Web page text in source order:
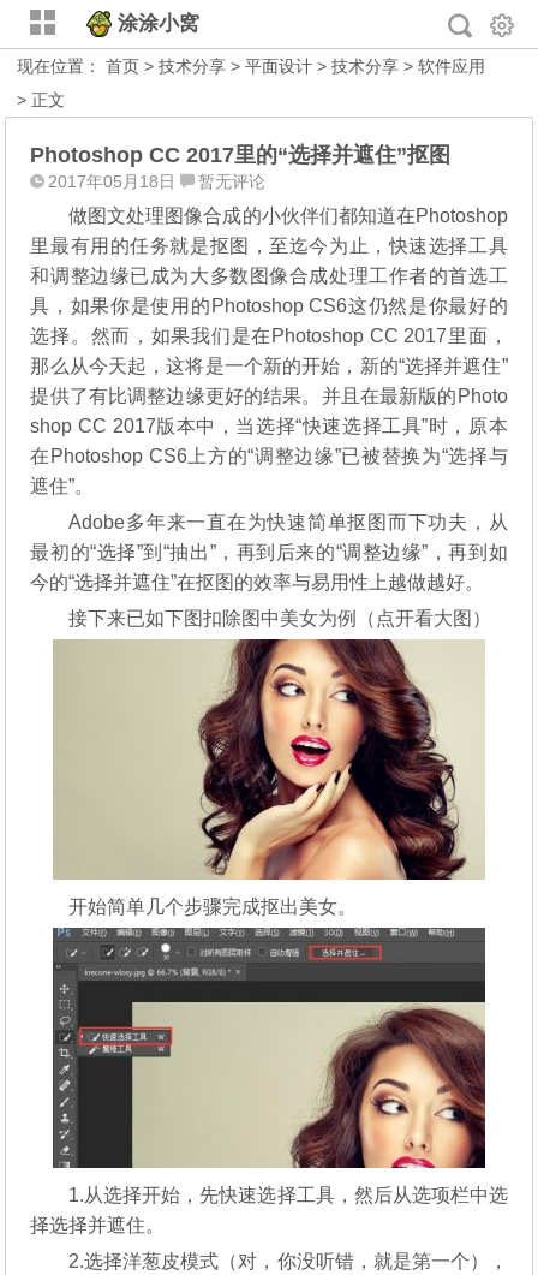
涂涂小窝
现在位置：首页 >技术分享 >平面设计 >技术分享 >软件应用
> 正文
Photoshop CC 2017里的“选择并遮住”抠图
2017年05月18日 暂无评论
做图文处理图像合成的小伙伴们都知道在Photoshop
里最有用的任务就是抠图，至迄今为止，快速选择工具
和调整边缘已成为大多数图像合成处理工作者的首选工
具，如果你是使用的Photoshop CS6这仍然是你最好的
选择。然而，如果我们是在Photoshop CC 2017里面，
那么从今天起，这将是一个新的开始，新的“选择并遮住”
提供了有比调整边缘更好的结果。并且在最新版的Photo
shop CC 2017版本中，当选择“快速选择工具”时，原本
在Photoshop CS6上方的“调整边缘”已被替换为“选择与
遮住”。
Adobe多年来一直在为快速简单抠图而下功夫，从
最初的“选择”到“抽出”，再到后来的“调整边缘”，再到如
今的“选择并遮住”在抠图的效率与易用性上越做越好。
接下来已如下图扣除图中美女为例（点开看大图）
开始简单几个步骤完成抠出美女。
1.从选择开始，先快速选择工具，然后从选项栏中选
择选择并遮住。
2.选择洋葱皮模式（对，你没听错，就是第一个），